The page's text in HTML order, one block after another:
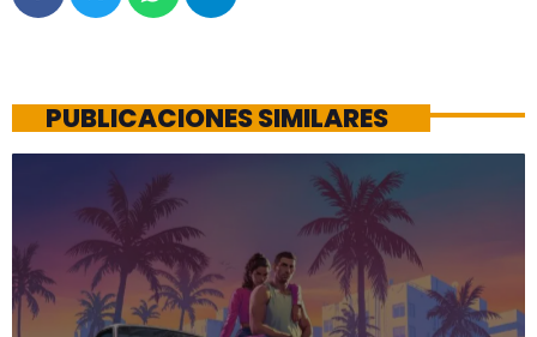
PUBLICACIONES SIMILARES